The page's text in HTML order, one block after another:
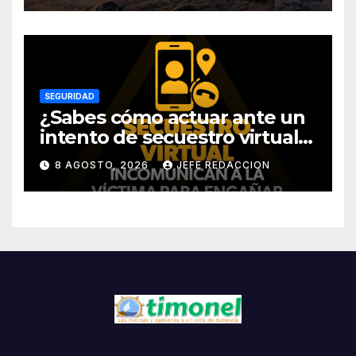
SEGURIDAD
¿Sabes cómo actuar ante un
intento de secuestro virtual?
La SSP te guía para evitarlo
8 AGOSTO, 2026 JEFE REDACCION